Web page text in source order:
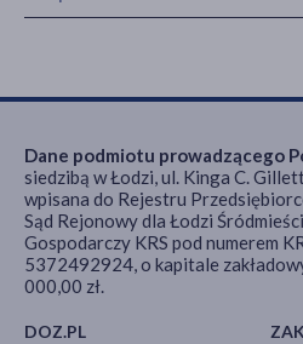
DOZ.PL
Dane podmiotu prowadzącego
siedzibą w Łodzi, ul. Kinga C.
wpisana do Rejestru
Sąd Rejonowy dla Łodzi
Gospodarczy KRS pod numerem
5372492924, o kapitale
000,00 zł.